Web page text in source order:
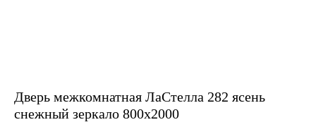
Дверь межкомнатная ЛаСтелла 282 ясень
снежный зеркало 800х2000